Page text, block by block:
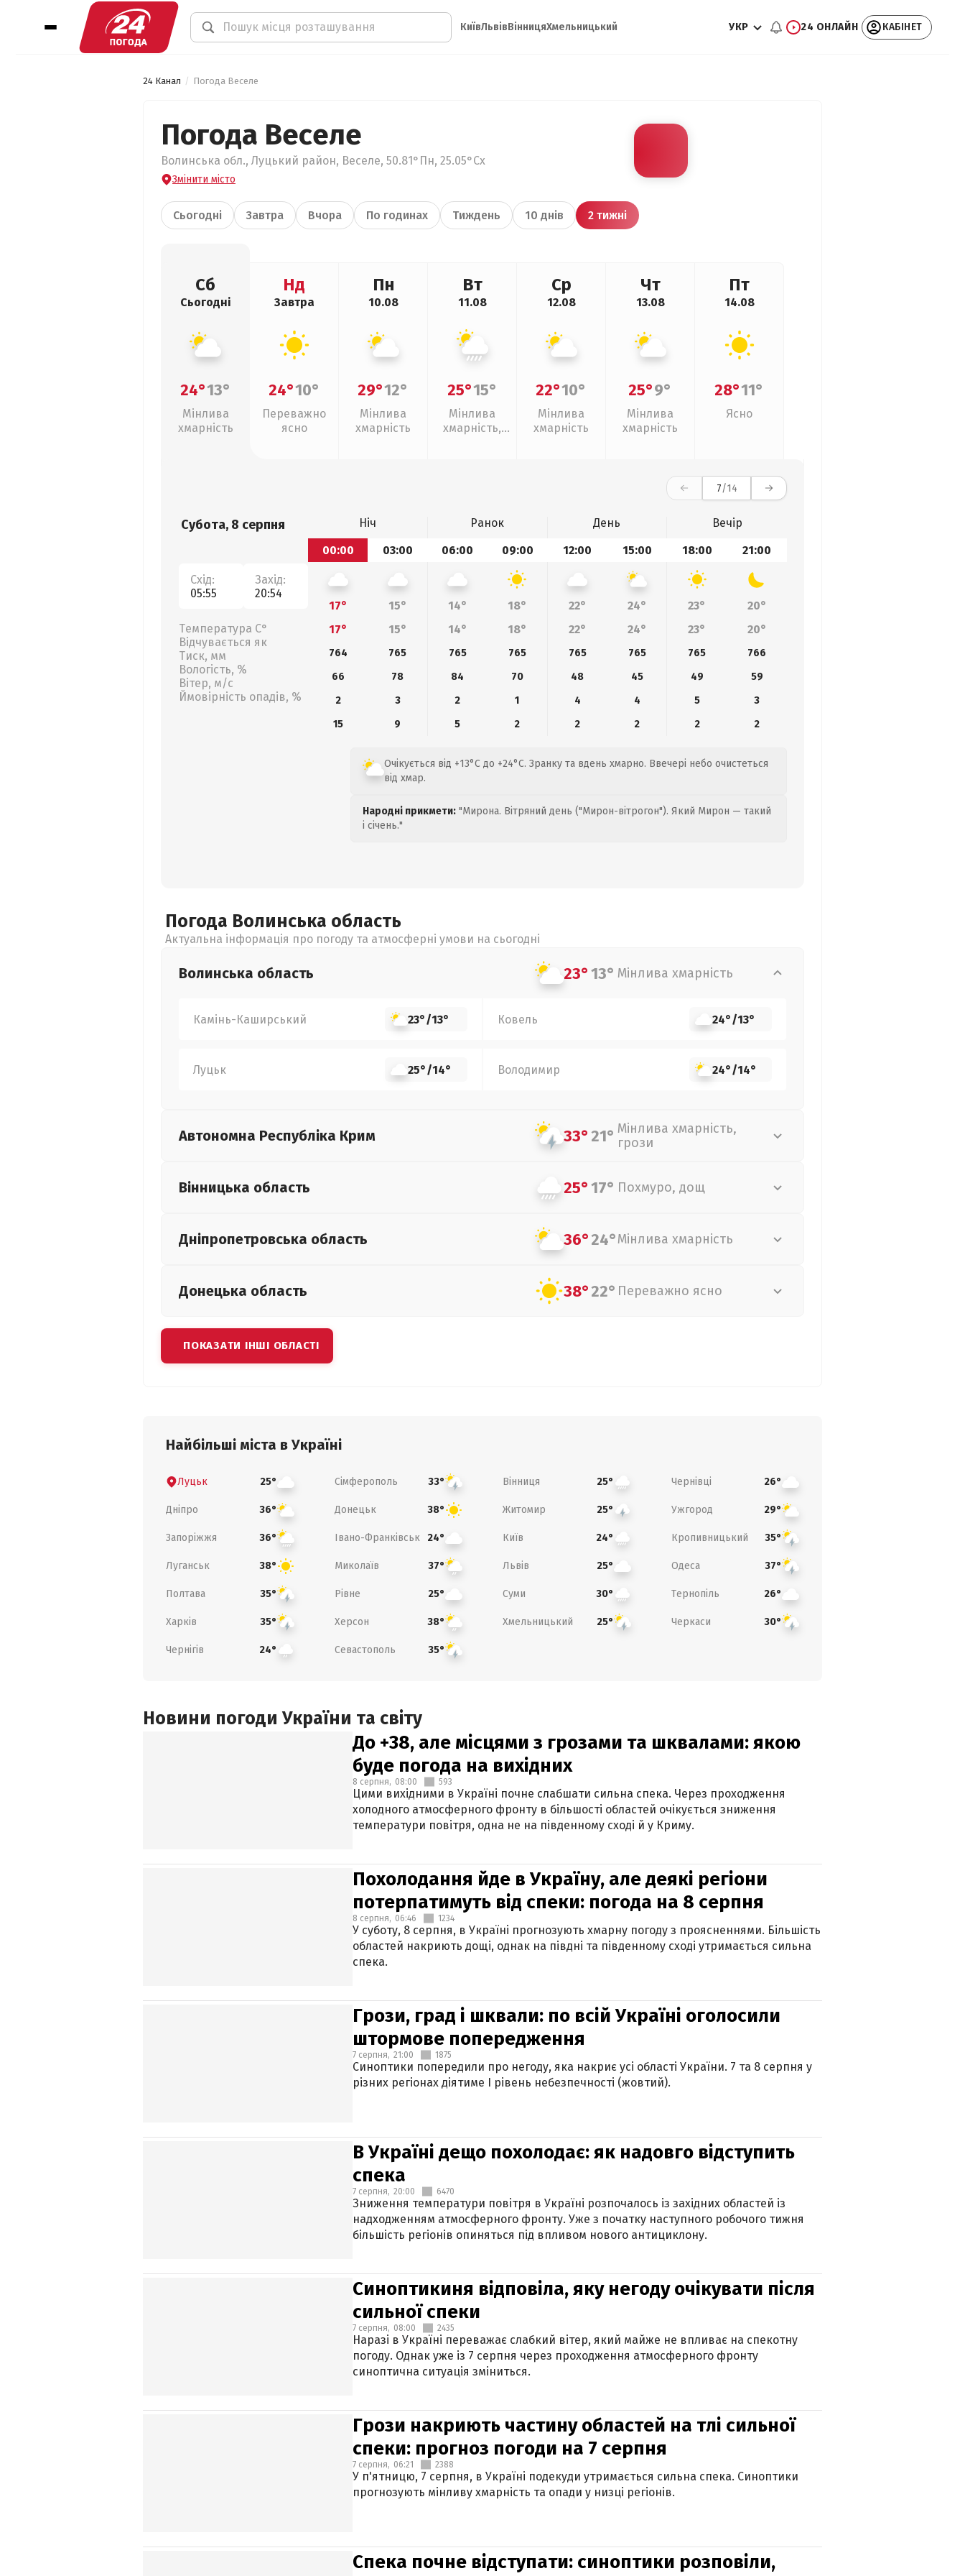
КиївЛьвівВінницяХмельницький УКР 24 ОНЛАЙН КАБІНЕТ
24 Канал Погода Веселе
Погода Веселе
Волинська обл., Луцький район, Веселе, 50.81°Пн, 25.05°Сх
Змінити місто
Сьогодні Завтра Вчора По годинах Тиждень 10 днів 2 тижні
Сб
Сьогодні
24°13°
Мінлива
хмарність
Нд
Завтра
24°10°
Переважно
ясно
Пн
10.08
29°12°
Мінлива
хмарність
Вт
11.08
25°15°
Мінлива
хмарність,
Ср
12.08
22°10°
Мінлива
хмарність
Чт
13.08
25°9°
Мінлива
хмарність
Пт
14.08
28°11°
Ясно
7/14
Субота, 8 серпня
Схід:
05:55
Захід:
20:54
Температура С°
Відчувається як
Тиск, мм
Вологість, %
Вітер, м/с
Ймовірність опадів, %
Ніч Ранок День
Вечір
00:00
03:00 06:00 09:00 12:00 15:00 18:00 21:00
17° 15° 14° 18° 22° 24° 23°
20°
17°
15° 14° 18° 22° 24° 23° 20°
764 765 765 765 765 765 765
766
66
78 84 70 48 45 49
59
2
3 2 1 4 4 5
3
15
9 5 2 2 2 2 2
Очікується від +13°C до +24°C. Зранку та вдень хмарно. Ввечері небо очистеться
від хмар.
Народні прикмети: "Мирона. Вітряний день ("Мирон-вітрогон"). Який Мирон — такий
і січень."
Погода Волинська область
Актуальна інформація про погоду та атмосферні умови на сьогодні
Волинська область 23°13° Мінлива хмарність
Камінь-Каширський 23°/13° Ковель 24°/13°
Луцьк 25°/14° Володимир 24°/14°
Автономна Республіка Крим 33°21° Мінлива хмарність,
грози
Вінницька область 25°17° Похмуро, дощ
Дніпропетровська область 36°24°Мінлива хмарність
Донецька область 38°22° Переважно ясно
ПОКАЗАТИ ІНШІ ОБЛАСТІ
Найбільші міста в Україні
Луцьк 25° Сімферополь 33° Вінниця 25° Чернівці 26°
Дніпро 36° Донецьк 38° Житомир 25° Ужгород 29°
Запоріжжя 36° Івано-Франківськ 24° Київ 24° Кропивницький 35°
Луганськ 38° Миколаїв 37° Львів 25° Одеса 37°
Полтава 35° Рівне 25° Суми 30° Тернопіль 26°
Харків 35° Херсон 38° Хмельницький 25° Черкаси 30°
Чернігів 24° Севастополь 35°
Новини погоди України та світу
До +38, але місцями з грозами та шквалами: якою
буде погода на вихідних
8 серпня, 08:00 593
Цими вихідними в Україні почне слабшати сильна спека. Через проходження
холодного атмосферного фронту в більшості областей очікується зниження
температури повітря, одна не на південному сході й у Криму.
Похолодання йде в Україну, але деякі регіони
потерпатимуть від спеки: погода на 8 серпня
8 серпня, 06:46 1234
У суботу, 8 серпня, в Україні прогнозують хмарну погоду з проясненнями. Більшість
областей накриють дощі, однак на півдні та південному сході утримається сильна
спека.
Грози, град і шквали: по всій Україні оголосили
штормове попередження
7 серпня, 21:00 1875
Синоптики попередили про негоду, яка накриє усі області України. 7 та 8 серпня у
різних регіонах діятиме І рівень небезпечності (жовтий).
В Україні дещо похолодає: як надовго відступить
спека
7 серпня, 20:00 6470
Зниження температури повітря в Україні розпочалось із західних областей із
надходженням атмосферного фронту. Уже з початку наступного робочого тижня
більшість регіонів опиняться під впливом нового антициклону.
Синоптикиня відповіла, яку негоду очікувати після
сильної спеки
7 серпня, 08:00 2435
Наразі в Україні переважає слабкий вітер, який майже не впливає на спекотну
погоду. Однак уже із 7 серпня через проходження атмосферного фронту
синоптична ситуація зміниться.
Грози накриють частину областей на тлі сильної
спеки: прогноз погоди на 7 серпня
7 серпня, 06:21 2388
У п'ятницю, 7 серпня, в Україні подекуди утримається сильна спека. Синоптики
прогнозують мінливу хмарність та опади у низці регіонів.
Спека почне відступати: синоптики розповіли,